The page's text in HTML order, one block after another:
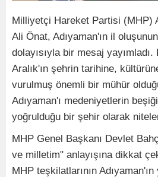
Milliyetçi Hareket Partisi (MHP)
Ali Önat, Adıyaman'ın il
dolayısıyla bir mesaj
Aralık'ın şehrin tarihine,
vurulmuş önemli bir mühür
Adıyaman'ı medeniyetlerin
yoğrulduğu bir şehir olarak
MHP Genel Başkanı Devlet
ve milletim" anlayışına dikkat
MHP teşkilatlarının